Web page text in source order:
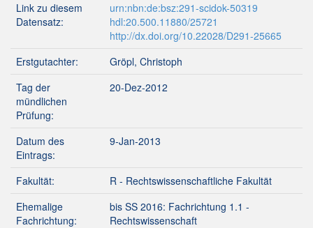
Link zu diesem
Datensatz:
urn:nbn:de:bsz:291-scidok-50319
hdl:20.500.11880/25721
http://dx.doi.org/10.22028/D291-25665
Erstgutachter:
Gröpl, Christoph
Tag der
mündlichen
Prüfung:
20-Dez-2012
Datum des
Eintrags:
9-Jan-2013
Fakultät:
R - Rechtswissenschaftliche Fakultät
Ehemalige
Fachrichtung:
bis SS 2016: Fachrichtung 1.1 -
Rechtswissenschaft